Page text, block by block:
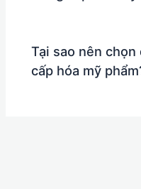
Tại sao nên
cấp hóa mỹ